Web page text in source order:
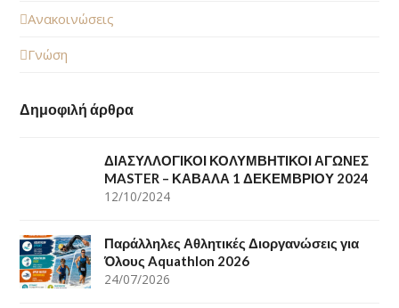
Ανακοινώσεις
Γνώση
Δημοφιλή άρθρα
ΔΙΑΣΥΛΛΟΓΙΚΟΙ ΚΟΛΥΜΒΗΤΙΚΟΙ ΑΓΩΝEΣ
MASTER – ΚΑΒΑΛΑ 1 ΔΕΚΕΜΒΡΙΟΥ 2024
12/10/2024
Παράλληλες Αθλητικές Διοργανώσεις για
Όλους Aquathlon 2026
24/07/2026